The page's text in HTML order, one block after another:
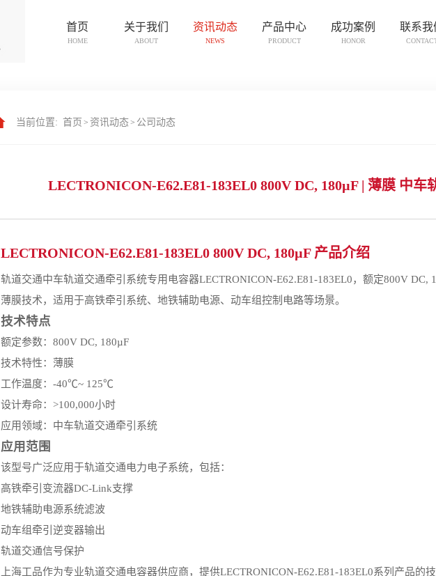
首页
HOME
关于我们
ABOUT
资讯动态
NEWS
产品中心
PRODUCT
成功案例
HONOR
联系我
当前位置: 首页 > 资讯动态> 公司动态
LECTRONICON-E62.E81-183EL0 800V DC, 180µF | 薄膜 中车
LECTRONICON-E62.E81-183EL0 800V DC, 180µF 产品介绍
轨道交通中车轨道交通牵引系统专用电容器LECTRONICON-E62.E81-183EL0，额定800V DC,
薄膜技术，适用于高铁牵引系统、地铁辅助电源、动车组控制电路等场景。
技术特点
额定参数：800V DC, 180µF
技术特性：薄膜
工作温度：-40℃~ 125℃
设计寿命：>100,000小时
应用领域：中车轨道交通牵引系统
应用范围
该型号广泛应用于轨道交通电力电子系统，包括：
高铁牵引变流器DC-Link支撑
地铁辅助电源系统滤波
动车组牵引逆变器输出
轨道交通信号保护
上海工品作为专业轨道交通电容器供应商，提供LECTRONICON-E62.E81-183EL0系列产品的